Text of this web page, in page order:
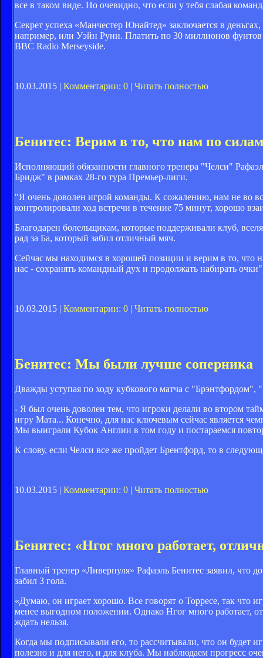
все в таком виде. Но очевидно, что если у тебя слабая
Секрет успеха «Манчестер Юнайтед» заключается в
например, или Уэйн Руни. Платить по 30 миллионов фунтов
BBC Radio Merseyside.
10.03.2015 | Комментарии: 0 Читать полностью
Бенитес: Верим в то, что нам по
Исполняющий обязанности главного тренера "Челси"
Бридж" в рамках 28-го тура Премьер-лиги.
"Я очень доволен игрой команды. К сожалению, нам не во
контролировали ход встречи в течение 75 минут, хорошо
Благодарен болельщикам, которые поддерживали клуб,
рад за Ба, который забил отличный мяч.
Сейчас мы находимся в хорошей позиции и верим в то, что
нас - сохранять командный дух и продолжать набирать
10.03.2015 | Комментарии: 0 | Читать полностью
Бенитес: Мы были лучше соперника
Дважды уступая по ходу кубкового матча с
- Я был очень доволен тем, что игроки делали во втором
игру Мата... Конечно, для нас ключевым сейчас является
Мы выиграли Кубок Англии в том году и постараемся
К слову, если Челси все же пройдет Брентфорд, то в
10.03.2015 | Комментарии: 0 | Читать полностью
Бенитес: «Нгог много работает,
Главный тренер «Ливерпуля» Рафаэль Бенитес заявил, что
забил 3 гола.
«Думаю, он играет хорошо. Все говорят о Торресе, так что
менее выгодном положении. Однако Нгог много работает,
ждать нельзя.
Когда мы подписывали его, то рассчитывали, что он будет
полезно и для него, и для клуба. Мы наблюдаем прогресс